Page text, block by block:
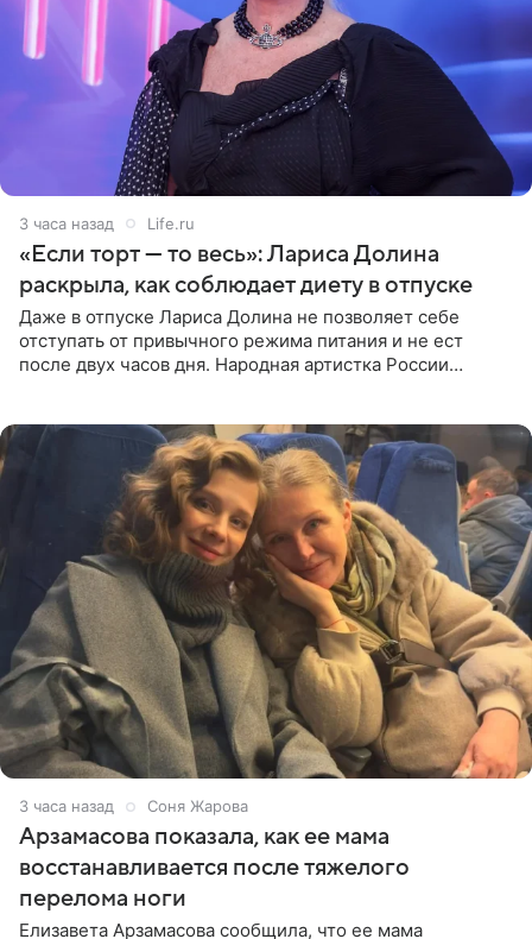
3 часа назад Life.ru
«Если торт — то весь»: Лариса Долина
раскрыла, как соблюдает диету в отпуске
Даже в отпуске Лариса Долина не позволяет себе
отступать от привычного режима питания и не ест
после двух часов дня. Народная артистка России
3 часа назад Соня Жарова
Арзамасова показала, как ее мама
восстанавливается после тяжелого
перелома ноги
Елизавета Арзамасова сообщила, что ее мама